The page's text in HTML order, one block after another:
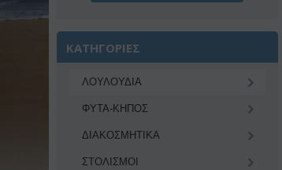
ΚΑΤΗΓΟΡΙΕΣ
ΛΟΥΛΟΥΔΙΑ
ΦΥΤΑ-ΚΗΠΟΣ
ΔΙΑΚΟΣΜΗΤΙΚA
ΣΤΟΛΙΣΜΟΙ